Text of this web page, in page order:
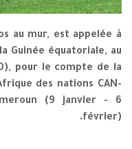
au mur, est appelée à
Guinée équatoriale, au
pour le compte de la
des nations CAN-
(9 janvier - 6
février).